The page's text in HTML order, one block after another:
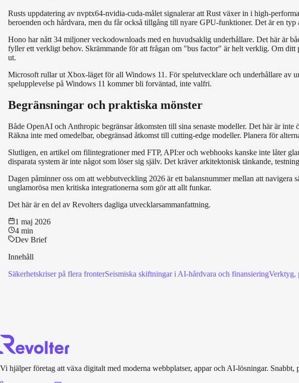
Rusts uppdatering av nvptx64-nvidia-cuda-målet signalerar att Rust växer in i high-
beroenden och hårdvara, men du får också tillgång till nyare GPU-funktioner. Det är en
Hono har nått 34 miljoner veckodownloads med en huvudsaklig underhållare. Det här är
fyller ett verkligt behov. Skrämmande för att frågan om "bus factor" är helt verklig. Om
ut.
Microsoft rullar ut Xbox-läget för all Windows 11. För spelutvecklare och underhållare av
spelupplevelse på Windows 11 kommer bli forväntad, inte valfri.
Begränsningar och praktiska mönster
Både OpenAI och Anthropic begränsar åtkomsten till sina senaste modeller. Det här är
Räkna inte med omedelbar, obegränsad åtkomst till cutting-edge modeller. Planera för
Slutligen, en artikel om filintegrationer med FTP, API:er och webhooks kanske inte låter
disparata system är inte något som löser sig själv. Det kräver arkitektonisk tänkande,
Dagen påminner oss om att webbutveckling 2026 är ett balansnummer mellan att
unglamorösa men kritiska integrationerna som gör att allt funkar.
Det här är en del av Revolters dagliga utvecklarsammanfattning.
1 maj 2026
4 min
Dev Brief
Innehåll
Säkerhetskriser på flera fronterSeismiska skiftningar i AI-hårdvara och finansieringVerktyg,
Vi hjälper företag att växa digitalt med moderna webbplatser, appar och AI-lösningar. Snabbt,